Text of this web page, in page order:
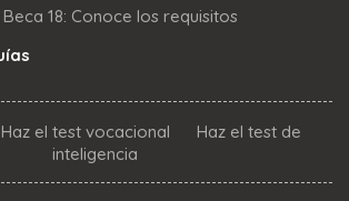
18: Conoce los requisitos
Haz el test vocacional
Haz el test de
inteligencia